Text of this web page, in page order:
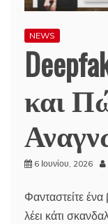
NEWS
και
6 Ιουνίου, 2026
Φανταστείτε
λέει κάτι